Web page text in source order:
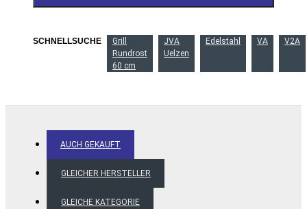
SCHNELLSUCHE
Grill
Rundrost
60 cm
JVA
Uelzen
Edelstahl VA V2A
AUCH GEKAUFT
GLEICHER HERSTELLER
GLEICHE KATEGORIE